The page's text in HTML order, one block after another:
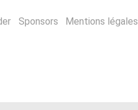
Sponsors Mentions légales